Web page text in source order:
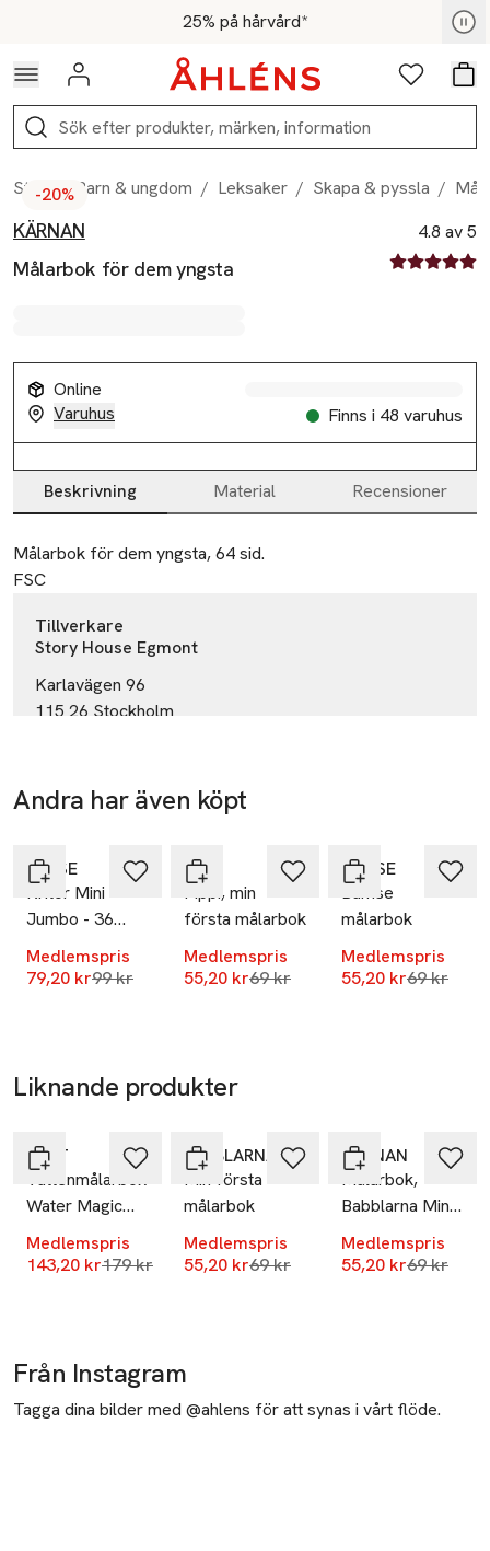
Hoppa till navigationsmenyn25% på hårvård*
För medlemmar - Shoppa nu
Logga in Favoriter
Sök
Start / Barn & ungdom / Leksaker / Skapa & pyssla /
Produktbilder
Hoppa över bildspelet
-20%
KÄRNAN
Målarbok för dem yngsta
4.8 av 5
4.8 av fem
Online
Varuhus
Finns i 48 varuhus
Produktinformation
Beskrivning Material Recensioner
Beskrivning
Målarbok för dem yngsta, 64 sid.
FSC
Tillverkare
Story House Egmont
Karlavägen 96
115 26 Stockholm
E-post
Andra har även köpt
SENSE
Kritor Mini
Jumbo - 36
kritor
Medlemspris
79,20 krLägsta pris 30 dagar
99 kr
-20%
PIPPI
Pippi, min
första målarbok
Medlemspris
55,20 krLägsta pris 30 dagar
69 kr
BAMSE
Bamse
målarbok
Medlemspris
55,20 krLägsta
69 kr
Liknande produkter
GALT
Vattenmålarbok
Water Magic
Bondgårdsdjur
Medlemspris
143,20 krLägsta pris 30 dagar
179 kr
BABBLARNA
Min första
målarbok
Medlemspris
55,20 krLägsta pris 30 dagar
69 kr
KÄRNAN
Målarbok,
Babblarna Min
allra första
målarbok
Medlemspris
55,20 krLägsta
69 kr
Från Instagram
Tagga dina bilder med @ahlens för att synas i vårt flöde.